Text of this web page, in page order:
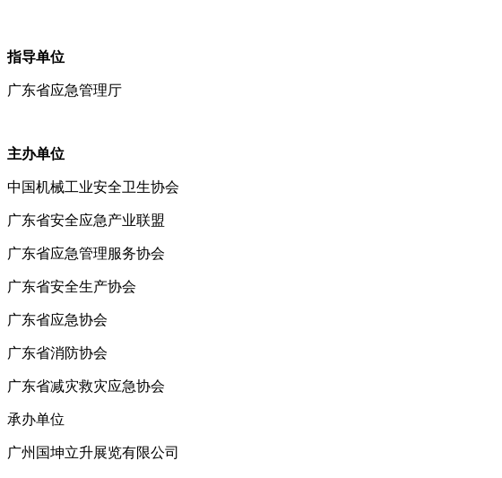
指导单位
广东省应急管理厅
主办单位
中国机械工业安全卫生协会
广东省安全应急产业联盟
广东省应急管理服务协会
广东省安全生产协会
广东省应急协会
广东省消防协会
广东省减灾救灾应急协会
承办单位
广州国坤立升展览有限公司